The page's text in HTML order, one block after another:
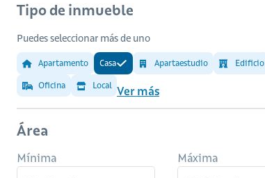
Tipo de inmueble
Puedes seleccionar más de uno
Apartamento Casa Apartaestudio Edificio
Oficina Local Ver más
Área
Mínima Máxima